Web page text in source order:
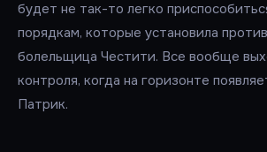
будет не так-то легко
порядкам, которые установила
болельщица Честити. Все вообще
контроля, когда на горизонте
Патрик.